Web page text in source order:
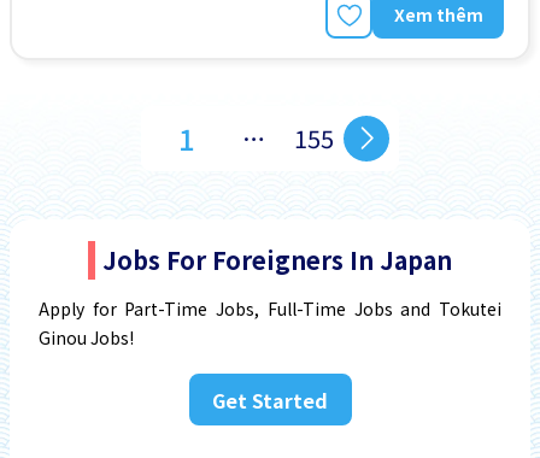
Xem thêm
1 … 155
Jobs For Foreigners In Japan
Apply for Part-Time Jobs, Full-Time Jobs and Tokutei
Ginou Jobs!
Get Started